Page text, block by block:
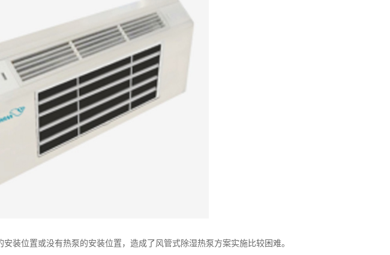
装位置或没有热泵的安装位置，造成了风管式除湿热泵方案实施比较困难。